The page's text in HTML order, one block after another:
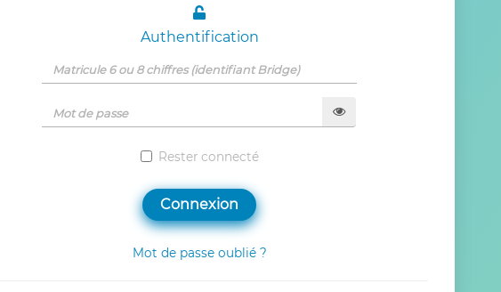

Authentification
Rester connecté
Connexion
Mot de passe oublié ?